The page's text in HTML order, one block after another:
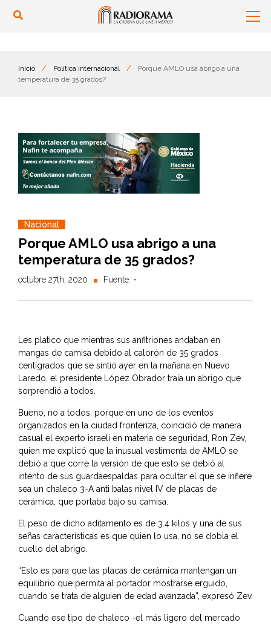
Inicio / Política internacional /
Porque AMLO usa abrigo a una
temperatura de 35 grados?
Nacional
Porque AMLO usa abrigo a una
temperatura de 35 grados?
octubre 27th, 2020 Fuente: -
Les platico que mientras sus anfitriones andaban en
mangas de camisa debido al calorón de 35 grados
centígrados que se sintió ayer en la mañana en Nuevo
Laredo, el presidente López Obrador traía un abrigo que
sorprendió a todos.
Bueno, no a todos, porque en uno de los eventos
organizados en la ciudad fronteriza, coincidió de manera
casual el experto israelí en materia de seguridad, Ron Zev,
quien me explicó que la inusual vestimenta de AMLO se
debió a que corre la versión de que esto se debió al
intento de sus guardaespaldas para ocultar el que se infiere
sea un chaleco 3-A anti balas nivel IV de placas de
cerámica, que portaba bajo su camisa.
El peso de dicho aditamento es de 3.4 kilos y una de sus
señas características es que quien lo usa, no se dobla el
cuello del abrigo.
“Esto es para que las placas de cerámica mantengan un
equilibrio que permita al portador mostrarse erguido,
cuando se trata de alguien de edad avanzada”, expresó Zev.
Cuando ese tipo de chaleco -el más ligero del mercado